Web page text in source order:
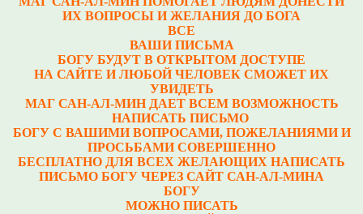
ИХ ВОПРОСЫ И ЖЕЛАНИЯ ДО БОГА
ВСЕ
ВАШИ ПИСЬМА
БОГУ БУДУТ В ОТКРЫТОМ ДОСТУПЕ
НА САЙТЕ И ЛЮБОЙ ЧЕЛОВЕК СМОЖЕТ ИХ
УВИДЕТЬ
МАГ САН-АЛ-МИН ДАЕТ ВСЕМ ВОЗМОЖНОСТЬ
НАПИСАТЬ ПИСЬМО
БОГУ С ВАШИМИ ВОПРОСАМИ, ПОЖЕЛАНИЯМИ И
ПРОСЬБАМИ СОВЕРШЕННО
БЕСПЛАТНО ДЛЯ ВСЕХ ЖЕЛАЮЩИХ НАПИСАТЬ
ПИСЬМО БОГУ ЧЕРЕЗ САЙТ САН-АЛ-МИНА
БОГУ
МОЖНО ПИСАТЬ